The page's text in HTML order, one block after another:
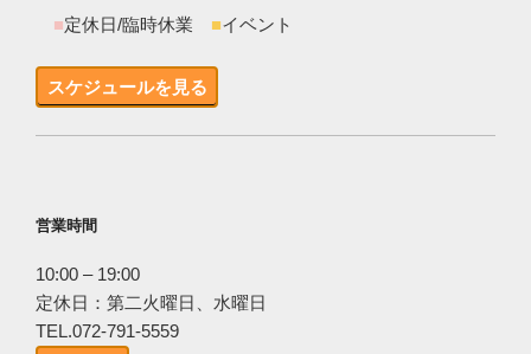
■定休日/臨時休業 ■イベント
スケジュールを見る
営業時間
10:00 – 19:00
定休日：第二火曜日、水曜日
TEL.072-791-5559